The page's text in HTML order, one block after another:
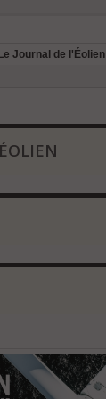
Le Journal de l'Éolien